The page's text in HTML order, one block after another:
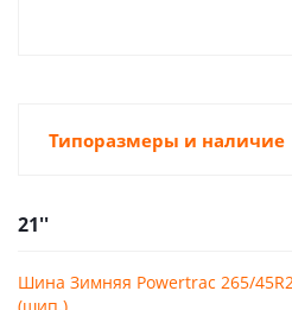
Типоразмеры и наличие
21''
Шина Зимняя Powertrac 265/